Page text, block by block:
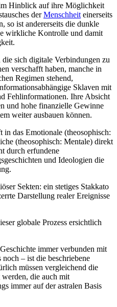
Hinblick auf ihre Möglichkeit
derMenschheit einerseits
so ist andererseits die dunkle
wirkliche Kontrolle und damit
sich digitale Verbindungen zu
verschafft haben, manche in
Regimen stehend,
Sklaven mit
Fehlinformationen. Ihre Absicht
und hohe finanzielle Gewinne
weiter ausbauen können.
das Emotionale (theosophisch:
(theosophisch: Mentale) direkt
durch erfundene
und Ideologien die
Sekten: ein stetiges Stakkato
Darstellung realer Ereignisse
globale Prozess ersichtlich
immer verbunden mit
– ist die beschriebene
müssen vergleichend die
die auch mit
immer auf der astralen Basis